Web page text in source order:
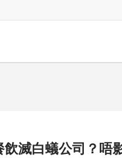
飲滅白蟻公司？唔